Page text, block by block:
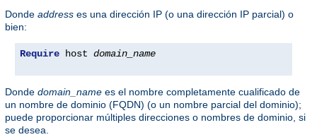
Donde address es una dirección IP (o una dirección IP parcial) o
bien:
Require host domain_name
Donde domain_name es el nombre completamente cualificado de
un nombre de dominio (FQDN) (o un nombre parcial del dominio);
puede proporcionar múltiples direcciones o nombres de dominio, si
se desea.